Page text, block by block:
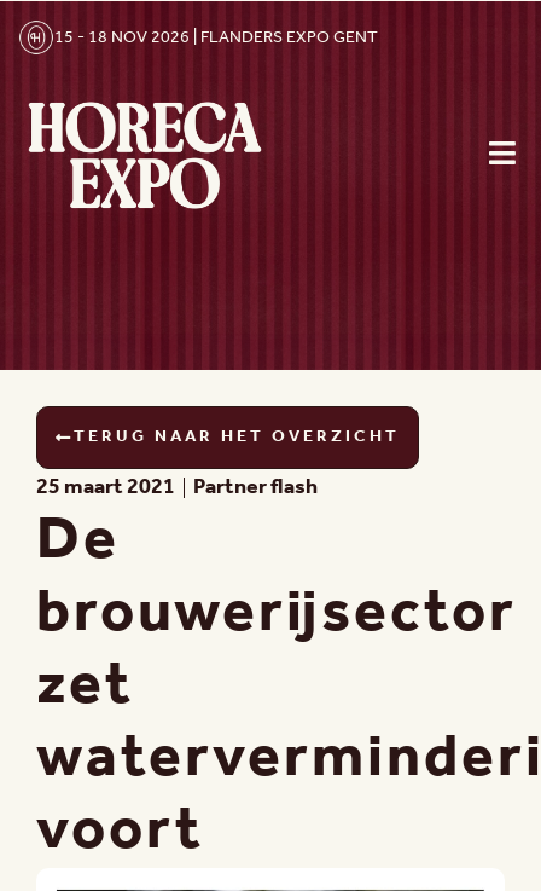
15 - 18 NOV 2026 | FLANDERS EXPO GENT
TERUG NAAR HET OVERZICHT
25 maart 2021 Partner flash
De
brouwerijsector
zet
voort